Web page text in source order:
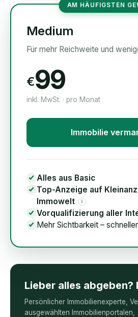
AM HÄUFIGSTEN
Medium
Für mehr Reichweite und
€99
inkl. MwSt. · pro Monat
Immobilie
Alles aus Basic
Top-Anzeige auf
Immowelt
i
Vorqualifizierung aller
Mehr Sichtbarkeit –
Lieber alles abgeben?
Persönlicher Immobilienexperte,
ausgewählten Immobilienportalen,